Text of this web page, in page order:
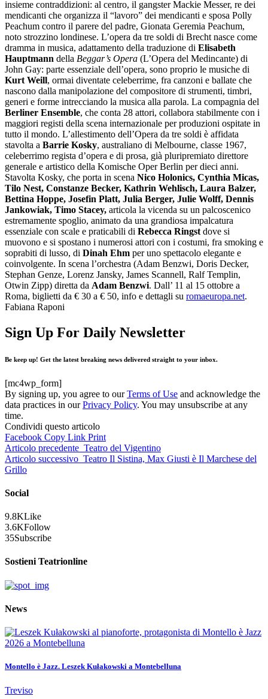
insieme contraddizioni: al centro, il gangster Mackie Messer, re dei
mendicanti che organizza il “lavoro” dei mendicanti e sposa Polly
Peachum contro il parere del padre, Gionata Geremia Peachum,
noto strozzino londinese. L’opera da tre soldi di Brecht nasce come
dramma in musica, adattamento della traduzione di Elisabeth
Hauptmann della Beggar’s Opera (L’Opera del Medincante) di
John Gay: parte essenziale dell’opera, sono proprio le musiche di
Kurt Weill, ormai diventate celeberrime, fra canzoni e ballate che
nascono dalla manipolazione del compositore di strumenti, timbri,
generi e forme intrecciando la musica alla parola. La compagnia del
Berliner Ensemble, che conta 28 attori, collabora stabilmente con i
maggiori registi della scena internazionale per produzioni ospitate in
tutto il mondo. L’allestimento dell’Opera da tre soldi è affidata
stavolta a Barrie Kosky, australiano di Melbourne, classe 1967,
celeberrimo regista d’opera e di prosa, già pluripremiato direttore
generale e artistico della Komische Oper Berlin per dieci anni.
Stavolta Kosky, che porta in scena Nico Holonics, Cynthia Micas,
Tilo Nest, Constanze Becker, Kathrin Wehlisch, Laura Balzer,
Bettina Hoppe, Josefin Platt, Julia Berger, Julie Wolff, Dennis
Jankowiak, Timo Stacey, articola la vicenda su un palcoscenico
estremamente spoglio, animato da una grandiosa impalcatura
essenziale con scale e praticabili di Rebecca Ringst dove si
muovono e si spostano i numerosi attori con i costumi, fra smoking e
soprabiti di lusso, di Dinah Ehm per uno spettacolo elegante e
coinvolgente. In scena l’orchestra (Adam Benzwi, Doris Decker,
Stephan Genze, Lorenz Jansky, James Scannell, Ralf Templin,
Otwin Zipp) diretta da Adam Benzwi. Dall’ 11 al 15 ottobre a
Roma, biglietti da € 30 a € 50, info e dettagli su romaeuropa.net.
Fabiana Raponi
Sign Up For Daily Newsletter
Be keep up! Get the latest breaking news delivered straight to your inbox.
[mc4wp_form]
By signing up, you agree to ourTerms of Use and acknowledge the
data practices in ourPrivacy Policy. You may unsubscribe at any
time.
Condividi questo articolo
Facebook Copy Link Print
Articolo precedente Teatro del Vigentino
Articolo successivo Teatro Il Sistina, Max Giusti è Il Marchese del
Grillo
Social
9.8KLike
3.6KFollow
35Subscribe
Sostieni Teatrionline
News
Montello è Jazz. Leszek Kułakowski a Montebelluna
Treviso